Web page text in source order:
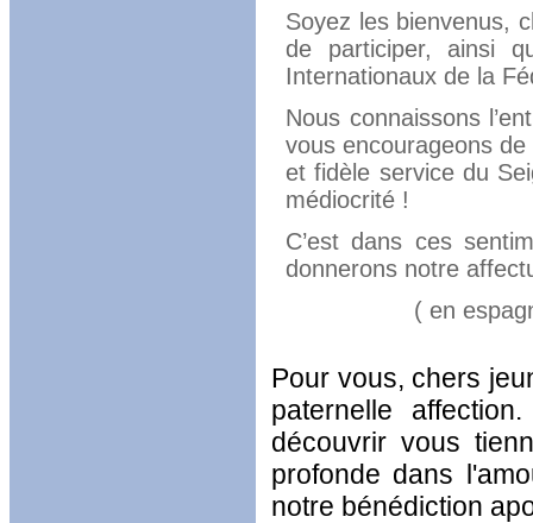
Soyez les bienvenus,
de participer, ainsi
Internationaux de la
Nous connaissons
vous encourageons
et fidèle service du
médiocrité !
C’est dans ces
donnerons notre
( en
Pour vous, chers
paternelle
découvrir vous
profonde dans
notre bénédiction